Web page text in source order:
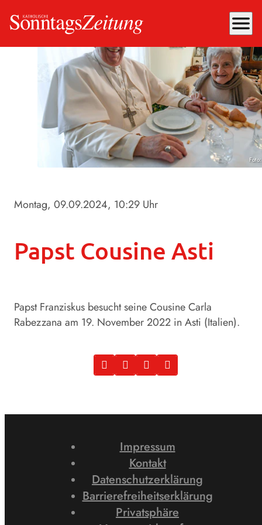
menu
Montag, 09.09.2024, 10:29 Uhr
Papst Cousine Asti
Papst Franziskus besucht seine Cousine Carla
Rabezzana am 19. November 2022 in Asti (Italien).
Impressum
Kontakt
Datenschutzerklärung
Barrierefreiheitserklärung
Privatsphäre